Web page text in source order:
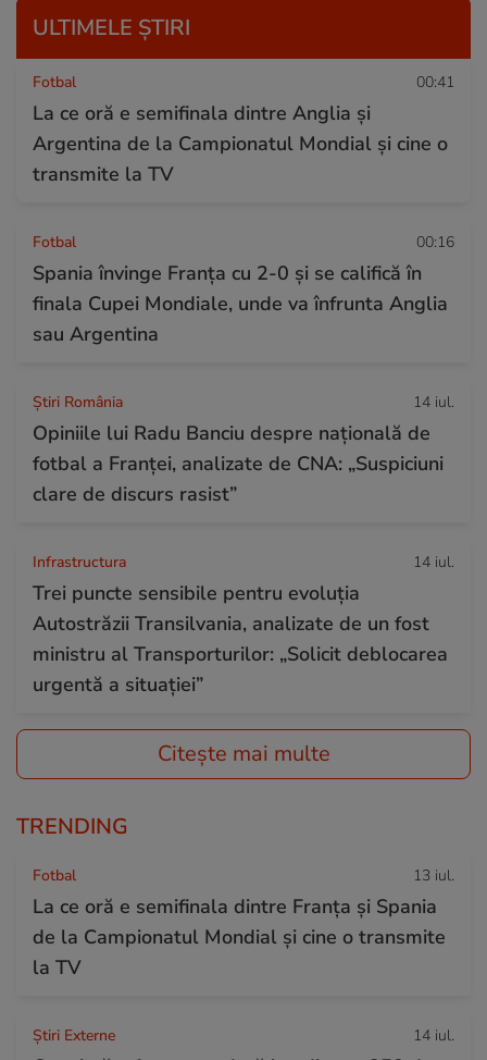
ULTIMELE ȘTIRI
Fotbal 00:41
La ce oră e semifinala dintre Anglia și
Argentina de la Campionatul Mondial și cine o
transmite la TV
Fotbal 00:16
Spania învinge Franța cu 2-0 și se califică în
finala Cupei Mondiale, unde va înfrunta Anglia
sau Argentina
Știri România 14 iul.
Opiniile lui Radu Banciu despre națională de
fotbal a Franței, analizate de CNA: „Suspiciuni
clare de discurs rasist”
Infrastructura 14 iul.
Trei puncte sensibile pentru evoluția
Autostrăzii Transilvania, analizate de un fost
ministru al Transporturilor: „Solicit deblocarea
urgentă a situației”
Citește mai multe
TRENDING
Fotbal 13 iul.
La ce oră e semifinala dintre Franța și Spania
de la Campionatul Mondial și cine o transmite
la TV
Știri Externe 14 iul.